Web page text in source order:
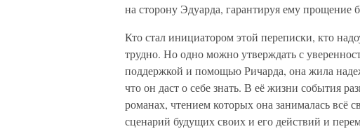
на сторону Эдуарда, гарантируя ему прощение
Кто стал инициатором этой переписки, кто
трудно. Но одно можно утверждать с
поддержкой и помощью Ричарда, она жила
что он даст о себе знать. В её жизни события
романах, чтением которых она занималась всё
сценарий будущих своих и его действий и